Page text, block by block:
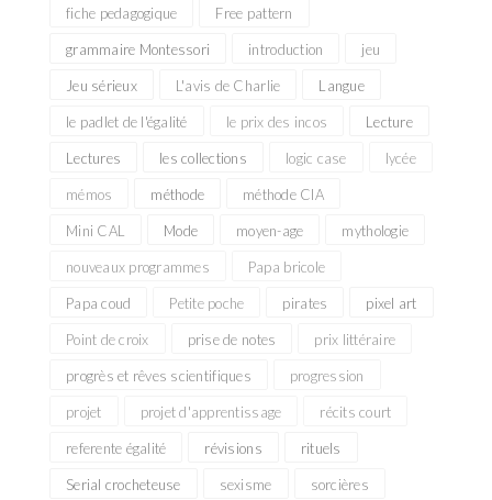
fiche pedagogique Free pattern
grammaire Montessori introduction jeu
Jeu sérieux L'avis de Charlie Langue
le padlet de l'égalité le prix des incos Lecture
Lectures les collections logic case lycée
mémos méthode méthode CIA
Mini CAL Mode moyen-age mythologie
nouveaux programmes Papa bricole
Papa coud Petite poche pirates pixel art
Point de croix prise de notes prix littéraire
progrès et rêves scientifiques progression
projet projet d'apprentissage récits court
referente égalité révisions rituels
Serial crocheteuse sexisme sorcières